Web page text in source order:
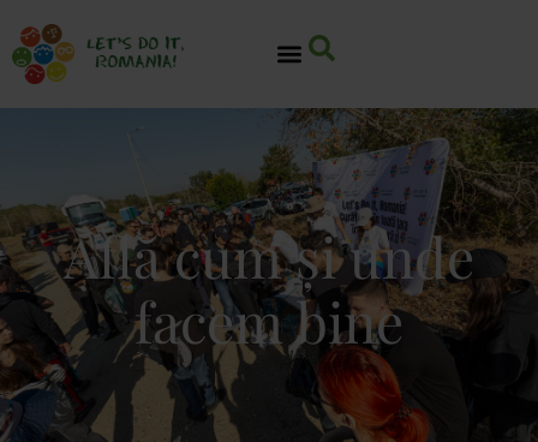
Află cum și unde
facem bine